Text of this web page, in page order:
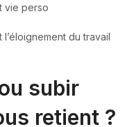
vie perso
du travail
subir
retient ?